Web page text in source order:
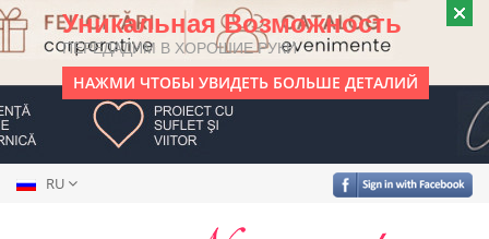
Уникальная Возможность
ПЕРЕДАДИМ В ХОРОШИЕ РУКИ
НАЖМИ ЧТОБЫ УВИДЕТЬ БОЛЬШЕ ДЕТАЛИЙ
RU